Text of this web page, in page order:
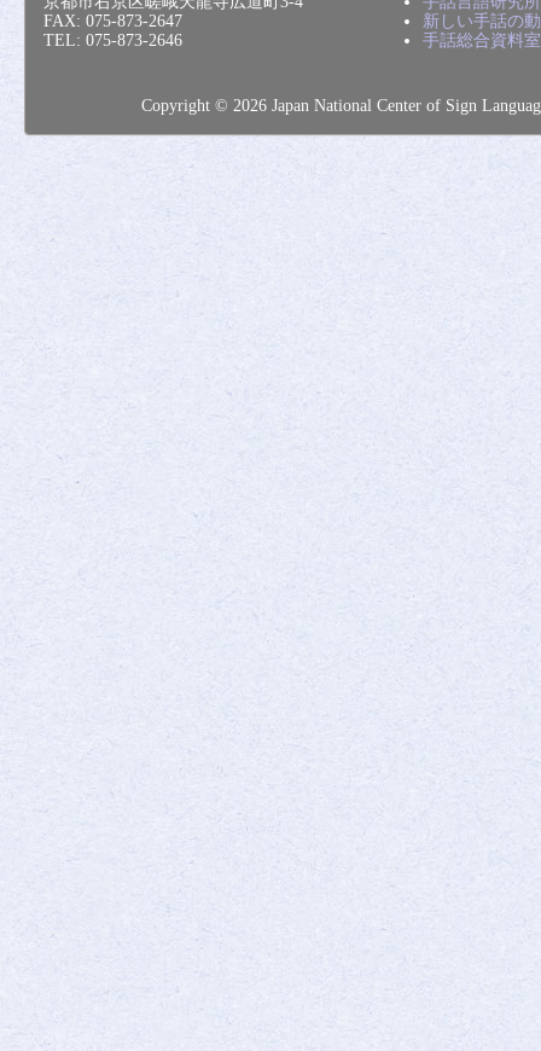
FAX: 075-873-2647
TEL: 075-873-2646
新しい手話の
手話総合資料室
Copyright © 2026 Japan National Center of Sign